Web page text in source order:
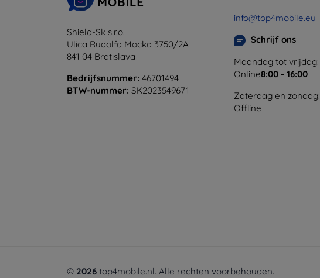
Shield-Sk s.r.o.
Ulica Rudolfa Mocka 3750/2A
841 04 Bratislava
Bedrijfsnummer: 46701494
BTW-nummer: SK2023549671
info@top4mobile.eu
Schrijf ons
Maandag tot vrijdag:
Online8:00 - 16:00
Zaterdag en zondag:
Offline
© 2026 top4mobile.nl. Alle rechten voorbehouden.